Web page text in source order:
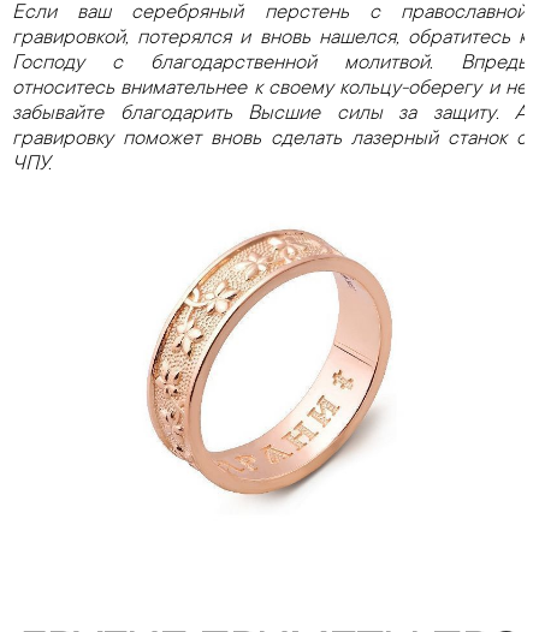
Если ваш серебряный перстень с православной
гравировкой, потерялся и вновь нашелся, обратитесь к
Господу с благодарственной молитвой. Впредь
относитесь внимательнее к своему кольцу-оберегу и не
забывайте благодарить Высшие силы за защиту. А
гравировку поможет вновь сделать лазерный станок с
ЧПУ.